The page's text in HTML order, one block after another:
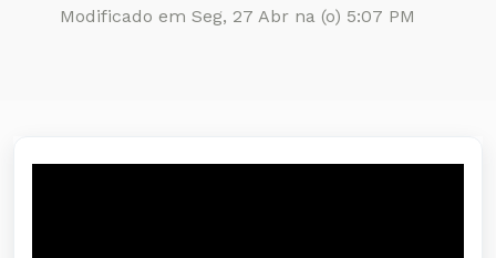
Modificado em Seg, 27 Abr na (o) 5:07 PM